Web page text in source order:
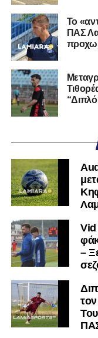
όνομα, έχει τη βάση.
ξαναβρεί είναι
Αυτοπεποίθηση.
Αν η Λαμία συνεχίσει
χρειαστεί κανείς
Όταν αποφασίσει να
πολύ μικρή.
Ακολουθήστε το
μαθαίνετε πρώτοι
υπόλοιπο κόσμο.
μαθαίνετε σε χρόνο
Το
ΠΑΣ
Vid
–